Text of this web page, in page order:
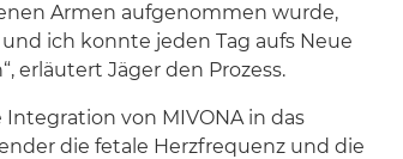
Armen aufgenommen wurde,
ich konnte jeden Tag aufs Neue
erläutert Jäger den Prozess.
von MIVONA in das
die fetale Herzfrequenz und die